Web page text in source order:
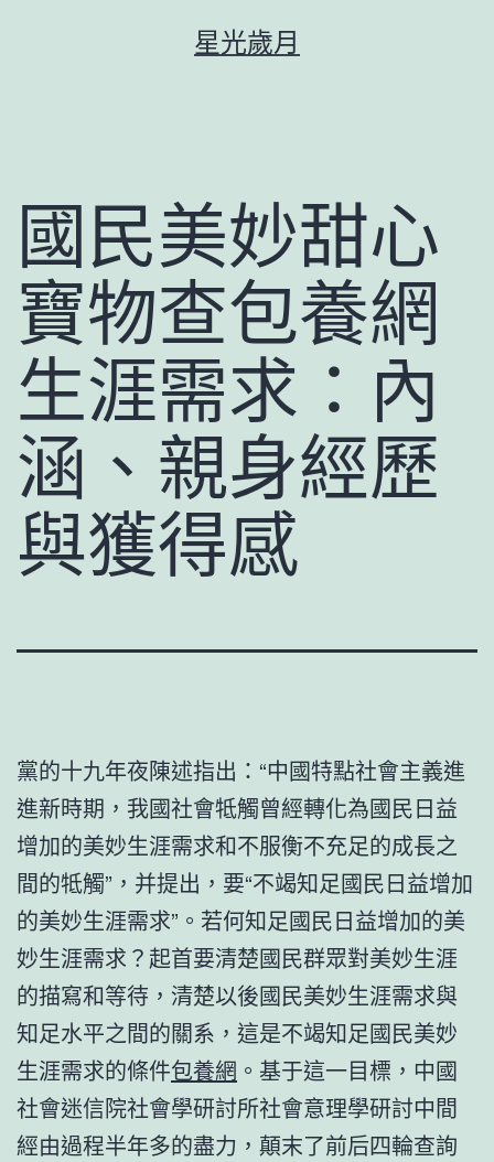
星光歲月
國民美妙甜心
寶物查包養網
生涯需求：內
涵、親身經歷
與獲得感
黨的十九年夜陳述指出：“中國特點社會主義進
進新時期，我國社會牴觸曾經轉化為國民日益
增加的美妙生涯需求和不服衡不充足的成長之
間的牴觸”，并提出，要“不竭知足國民日益增加
的美妙生涯需求”。若何知足國民日益增加的美
妙生涯需求？起首要清楚國民群眾對美妙生涯
的描寫和等待，清楚以後國民美妙生涯需求與
知足水平之間的關系，這是不竭知足國民美妙
生涯需求的條件包養網 。基于這一目標，中國
社會迷信院社會學研討所社會意理學研討中間
經由過程半年多的盡力，顛末了前后四輪查詢